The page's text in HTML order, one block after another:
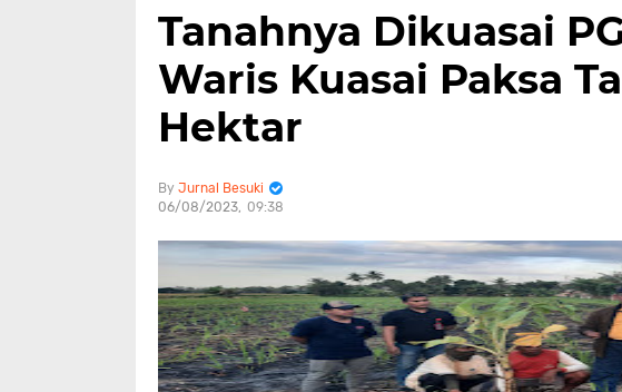
Tanahnya Dikuasai
Waris Kuasai Paksa
Hektar
Jurnal Besuki
06/08/2023 09:38